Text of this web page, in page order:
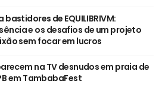
de EQUILIBRIVM:
e os desafios de um projeto
sem focar em lucros
na TV desnudos em praia de
em TambabaFest